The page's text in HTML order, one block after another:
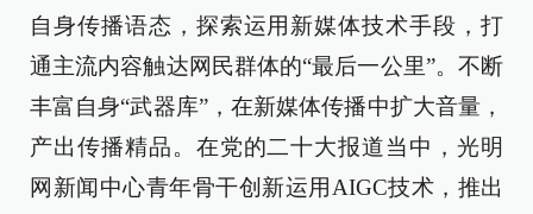
自身传播语态，探索运用新媒体技术手段，打
通主流内容触达网民群体的“最后一公里”。不断
丰富自身“武器库”，在新媒体传播中扩大音量，
产出传播精品。在党的二十大报道当中，光明
网新闻中心青年骨干创新运用AIGC技术，推出